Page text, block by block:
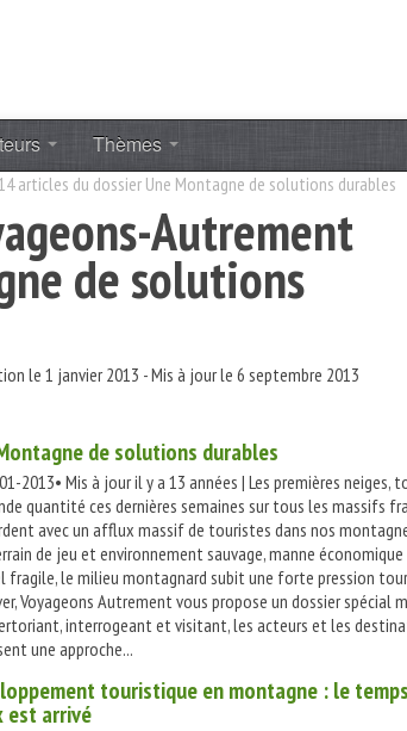
Thèmes
articles du dossier Une Montagne de solutions durables
Autrement
de solutions
le 1 janvier 2013 - Mis à jour le 6 septembre 2013
de solutions durables
2013• Mis à jour il y a 13 années | Les premières neiges,
quantité ces dernières semaines sur tous les massifs
avec un afflux massif de touristes dans nos
de jeu et environnement sauvage, manne
fragile, le milieu montagnard subit une forte pression
Voyageons Autrement vous propose un dossier spécial
interrogeant et visitant, les acteurs et les
une approche...
touristique en montagne : le
est arrivé